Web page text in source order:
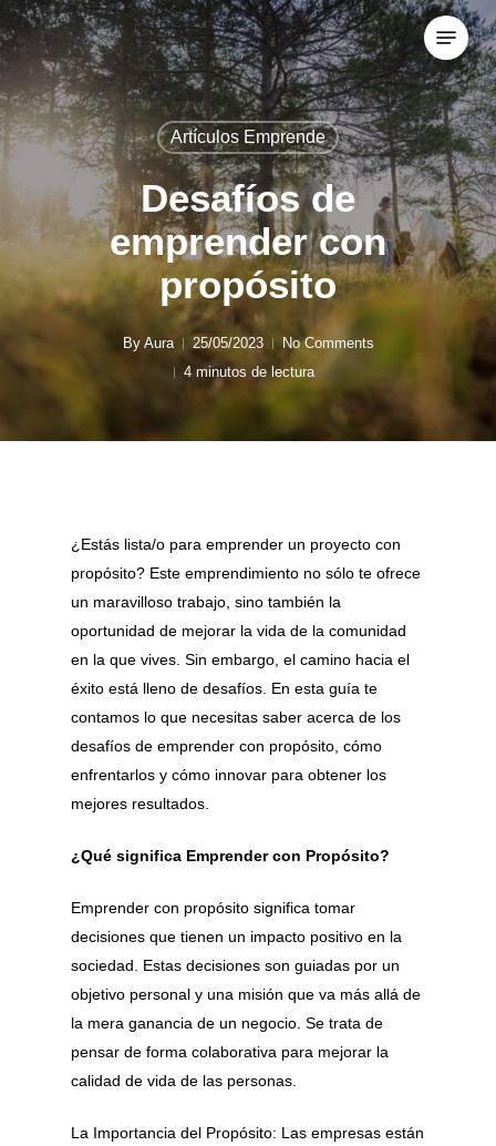
Skip
to
main
content
Menu
Artículos Emprende
Desafíos de
emprender con
propósito
By Aura 25/05/2023
No Comments
4 minutos de lectura
¿Estás lista/o para emprender un proyecto con
propósito? Este emprendimiento no sólo te ofrece
un maravilloso trabajo, sino también la
oportunidad de mejorar la vida de la comunidad
en la que vives. Sin embargo, el camino hacia el
éxito está lleno de desafíos. En esta guía te
contamos lo que necesitas saber acerca de los
desafíos de emprender con propósito, cómo
enfrentarlos y cómo innovar para obtener los
mejores resultados.
¿Qué significa Emprender con Propósito?
Emprender con propósito significa tomar
decisiones que tienen un impacto positivo en la
sociedad. Estas decisiones son guiadas por un
objetivo personal y una misión que va más allá de
la mera ganancia de un negocio. Se trata de
pensar de forma colaborativa para mejorar la
calidad de vida de las personas.
La Importancia del Propósito: Las empresas están
Close
Menu